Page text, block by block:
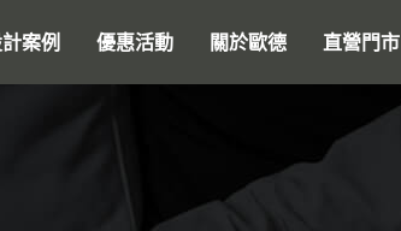
案例 優惠活動 關於歐德 直營門市
搜尋